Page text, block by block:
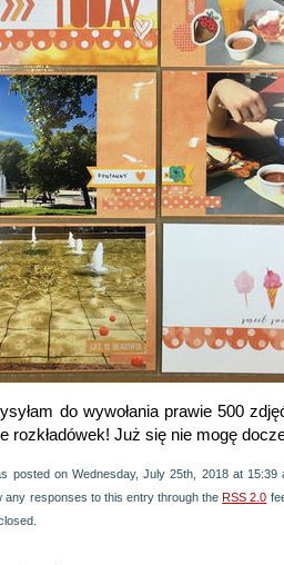
do wywołania prawie 500
rozkładówek! Już się nie mogę
posted on Wednesday, July 25th, 2018 at
any responses to this entry through the RSS 2.0